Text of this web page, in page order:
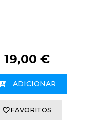
19,00 €
ADICIONAR
FAVORITOS